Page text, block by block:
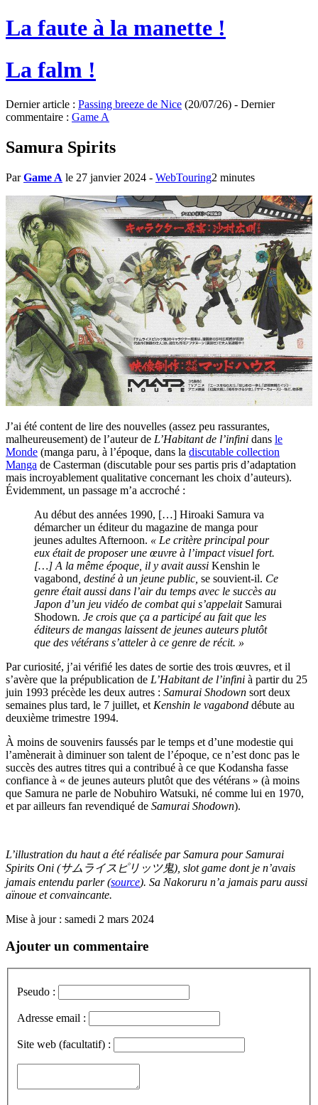
La faute à la manette !
La falm !
Dernier article : Passing breeze de Nice (20/07/26) - Dernier
commentaire : Game A
Samura Spirits
ParGame A le 27 janvier 2024 - WebTouring2 minutes
J’ai été content de lire des nouvelles (assez peu rassurantes,
malheureusement) de l’auteur de L’Habitant de l’infini dans le
Monde (manga paru, à l’époque, dans la discutable collection
Manga de Casterman (discutable pour ses partis pris d’adaptation
mais incroyablement qualitative concernant les choix d’auteurs).
Évidemment, un passage m’a accroché :
Au début des années 1990, […] Hiroaki Samura va
démarcher un éditeur du magazine de manga pour
jeunes adultes Afternoon. « Le critère principal pour
eux était de proposer une œuvre à l’impact visuel fort.
[…] A la même époque, il y avait aussi Kenshin le
vagabond , destiné à un jeune public, se souvient-il. Ce
genre était aussi dans l’air du temps avec le succès au
Japon d’un jeu vidéo de combat qui s’appelait Samurai
Shodown. Je crois que ça a participé au fait que les
éditeurs de mangas laissent de jeunes auteurs plutôt
que des vétérans s’atteler à ce genre de récit. »
Par curiosité, j’ai vérifié les dates de sortie des trois œuvres, et il
s’avère que la prépublication de L’Habitant de l’infini à partir du 25
juin 1993 précède les deux autres : Samurai Shodown sort deux
semaines plus tard, le 7 juillet, et Kenshin le vagabond débute au
deuxième trimestre 1994.
À moins de souvenirs faussés par le temps et d’une modestie qui
l’amènerait à diminuer son talent de l’époque, ce n’est donc pas le
succès des autres titres qui a contribué à ce que Kodansha fasse
confiance à « de jeunes auteurs plutôt que des vétérans » (à moins
que Samura ne parle de Nobuhiro Watsuki, né comme lui en 1970,
et par ailleurs fan revendiqué de Samurai Shodown).
L’illustration du haut a été réalisée par Samura pour Samurai
Spirits Oni (サムライスピリッツ鬼), slot game dont je n’avais
jamais entendu parler (source). Sa Nakoruru n’a jamais paru aussi
aïnoue et convaincante.
Mise à jour : samedi 2 mars 2024
Ajouter un commentaire
Pseudo :
Adresse email :
Site web (facultatif) :